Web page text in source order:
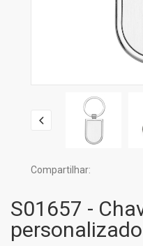
Compartilhar:
S01657 -
personalizado